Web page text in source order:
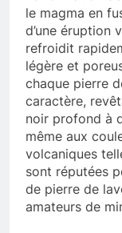
le magma en
d’une éruption
refroidit
légère et
chaque pierre
caractère,
noir profond à
même aux
volcaniques
sont réputées
de pierre de
amateurs de